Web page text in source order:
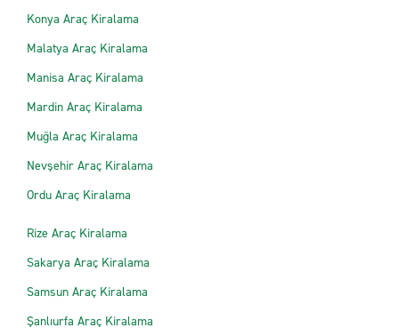
Konya Araç Kiralama
Malatya Araç Kiralama
Manisa Araç Kiralama
Mardin Araç Kiralama
Muğla Araç Kiralama
Nevşehir Araç Kiralama
Ordu Araç Kiralama
Rize Araç Kiralama
Sakarya Araç Kiralama
Samsun Araç Kiralama
Şanlıurfa Araç Kiralama